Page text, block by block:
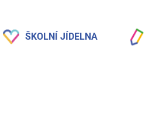
ŠKOLNÍ JÍDELNA